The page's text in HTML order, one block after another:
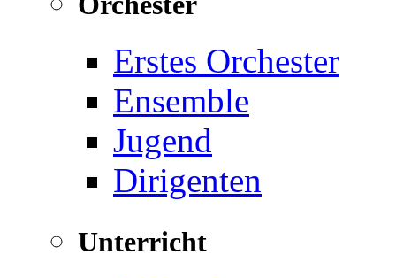
Erstes Orchester
Ensemble
Jugend
Dirigenten
Unterricht